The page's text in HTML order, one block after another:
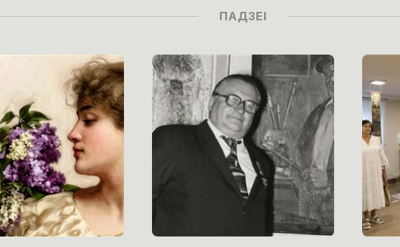
ПАДЗЕІ